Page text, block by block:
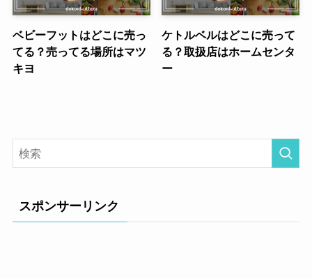
ベビーフットはどこに売っ
てる？売ってる場所はマツ
キヨ
ケトルベルはどこに売って
る？取扱店はホームセンタ
ー
スポンサーリンク